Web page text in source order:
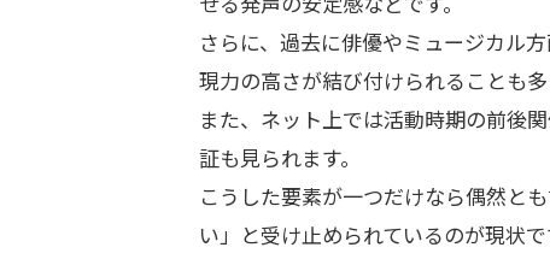
さらに、過去に俳優やミュージカル
現力の高さが結び付けられることも多
また、ネット上では活動時期の前後
証も見られます。
こうした要素が一つだけなら偶然と
い」と受け止められているのが現状で